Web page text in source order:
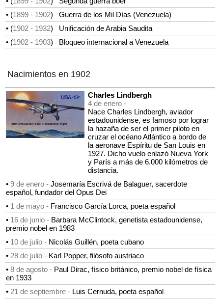
• (1899 - 1902)
Guerra de los Mil Días (Venezuela)
• (1902 - 1932)
Unificación de Arabia Saudita
• (1902 - 1903) Bloqueo internacional a Venezuela
Nacimientos en 1902
Charles Lindbergh
4 de enero -
Nace Charles Lindbergh, aviador
estadounidense, es famoso por lograr
la hazaña de ser el primer piloto en
cruzar el océano Atlántico a bordo de
la aeronave Espíritu de San Louis en
1927. Dicho vuelo enlazó Nueva York
y París a más de 6.000 kilómetros de
distancia.
• 9 de enero - Josemaría Escrivá de Balaguer, sacerdote
español, fundador del Opus Dei
• 1 de mayo - Francisco García Lorca, poeta español
• 16 de junio - Barbara McClintock, genetista estadounidense,
premio nobel en 1983
• 10 de julio - Nicolás Guillén, poeta cubano
• 28 de julio - Karl Popper, filósofo austriaco
• 8 de agosto - Paul Dirac, físico británico, premio nobel de física
en 1933
• 21 de septiembre - Luis Cernuda, poeta español